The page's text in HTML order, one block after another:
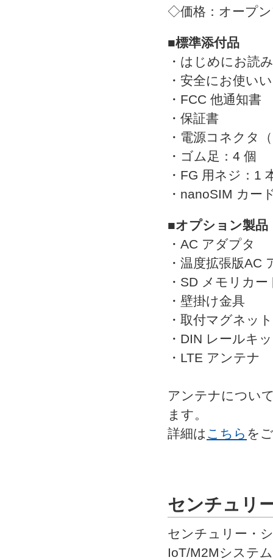
◇価格：オープ
■標準添付品
・はじめにお読
・安全にお使い
・FCC 他通知書
・保証書
・電源コネクタ
・ゴム足：4 個
・FG 用ネジ：1
・nanoSIM カー
■オプション製品
・AC アダプタ
・温度拡張版AC
・SD メモリカー
・壁掛け金具
・取付マグネット
・DIN レールキ
・LTE アンテナ
アンテナについ
ます。
詳細は こちら を
センチュリ
センチュリー・
IoT/M2Mシステ